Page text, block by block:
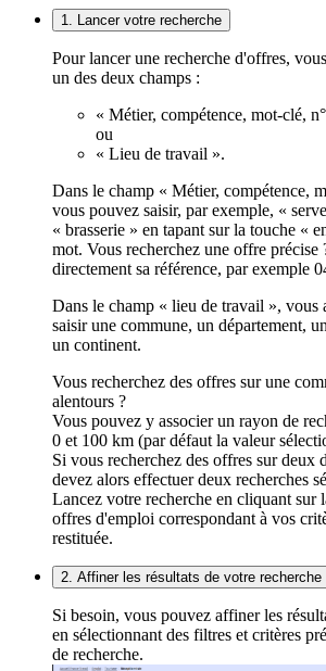
1. Lancer votre recherche
Pour lancer une recherche d'offres,
un des deux champs :
« Métier, compétence, mot-clé,
ou
« Lieu de travail ».
Dans le champ « Métier, compétence,
vous pouvez saisir, par exemple, «
« brasserie » en tapant sur la touche «
mot. Vous recherchez une offre précise
directement sa référence, par exemple
Dans le champ « lieu de travail », vous
saisir une commune, un département,
un continent.
Vous recherchez des offres sur une
alentours ?
Vous pouvez y associer un rayon de
0 et 100 km (par défaut la valeur
Si vous recherchez des offres sur deux
devez alors effectuer deux recherches
Lancez votre recherche en cliquant sur
offres d'emploi correspondant à vos
restituée.
2. Affiner les résultats de votre recherche
Si besoin, vous pouvez affiner les
en sélectionnant des filtres et critères
de recherche.